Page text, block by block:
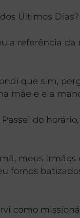
Últimos Dias?
a referência da
que sim,
mãe e ela
do
meus irmãos
fomos
como